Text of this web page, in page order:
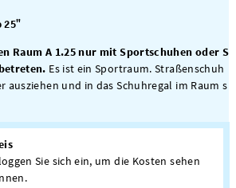
25"
Raum A 1.25 nur mit Sportschuhen oder S
Es ist ein Sportraum. Straßenschuh
ausziehen und in das Schuhregal im Raum s
Sie sich ein, um die Kosten sehen